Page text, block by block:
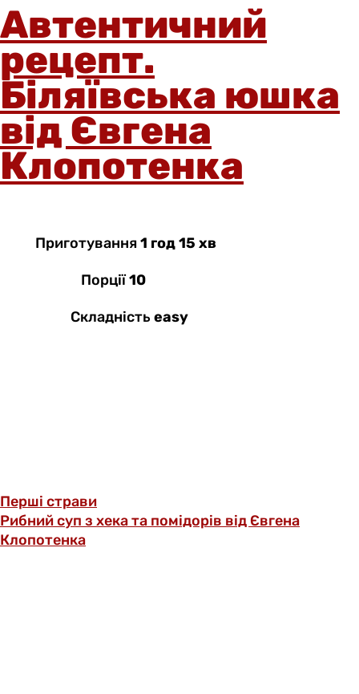
Автентичний
рецепт.
Біляївська юшка
від Євгена
Клопотенка
Приготування1 год 15 хв
Порції10
Складність easy
Перші страви
Рибний суп з хека та помідорів від Євгена
Клопотенка